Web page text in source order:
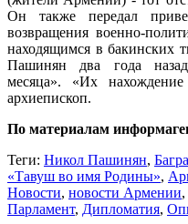
Он также передал
возвращения военно-
находящимся в бакинских
Пашинян два года
месяца». «Их
архиепископ.
По материалам
Теги: Никол Пашинян,
«Тавуш во имя Родины»,
Новости, новости Армении,
Парламент, Дипломатия,